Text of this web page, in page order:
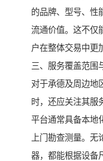
的品牌、型号、性
流通价值。这不仅
户在整体交易中更
三、服务覆盖范围
对于承德及周边地
时，还应关注其服
平台通常具备本地
上门勘查测量。
器，都能根据设备